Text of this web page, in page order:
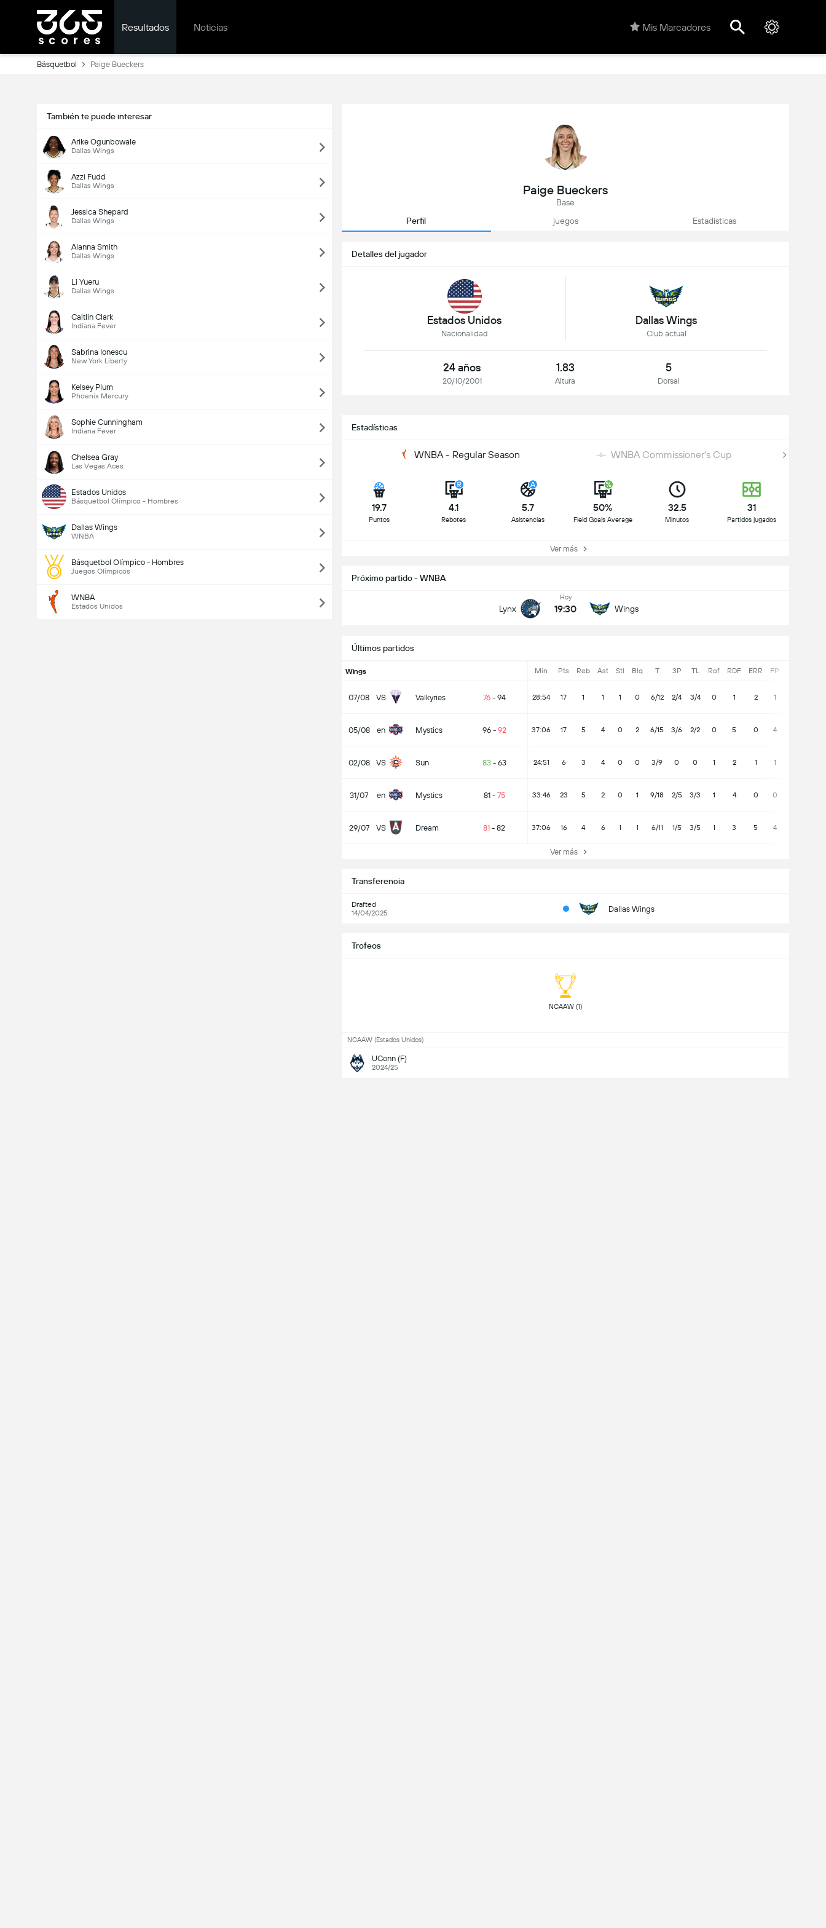
Resultados Noticias Mis Marcadores
Básquetbol Paige Bueckers
También te puede interesar
Arike Ogunbowale
Dallas Wings
Azzi Fudd
Dallas Wings
Jessica Shepard
Dallas Wings
Alanna Smith
Dallas Wings
Li Yueru
Dallas Wings
Caitlin Clark
Indiana Fever
Sabrina Ionescu
New York Liberty
Kelsey Plum
Phoenix Mercury
Sophie Cunningham
Indiana Fever
Chelsea Gray
Las Vegas Aces
Estados Unidos
Básquetbol Olímpico - Hombres
Dallas Wings
WNBA
Básquetbol Olímpico - Hombres
Juegos Olímpicos
WNBA
Estados Unidos
Paige Bueckers
Base
Perfil
juegos Estadísticas
Detalles del jugador
Estados Unidos
Nacionalidad
Dallas Wings
Club actual
24 años
20/10/2001
1.83
Altura
5
Dorsal
Estadísticas
WNBA - Regular Season WNBA Commissioner's Cup
19.7
Puntos
4.1
Rebotes
5.7
Asistencias
50%
Field Goals Average
32.5
Minutos
31
Partidos jugados
Ver más
Próximo partido - WNBA
Lynx
Hoy
19:30 Wings
Últimos partidos
Wings Min Pts Reb Ast Stl Blq T 3P TL Rof RDF ERR FP
07/08 VS Valkyries 76- 94 28:54 17 1 1 1 0 6/12 2/4 3/4 0 1 2 1
05/08 en Mystics 96- 92 37:06 17 5 4 0 2 6/15 3/6 2/2 0 5 0 4
02/08 VS Sun 83- 63 24:51 6 3 4 0 0 3/9 0 0 1 2 1 1
31/07 en Mystics 81- 75 33:46 23 5 2 0 1 9/18 2/5 3/3 1 4 0 0
29/07 VS Dream 81 - 82 37:06 16 4 6 1 1 6/11 1/5 3/5 1 3 5 4
Ver más
Transferencia
Drafted
14/04/2025
Dallas Wings
Trofeos
NCAAW (Estados Unidos)
UConn (F)
2024/25